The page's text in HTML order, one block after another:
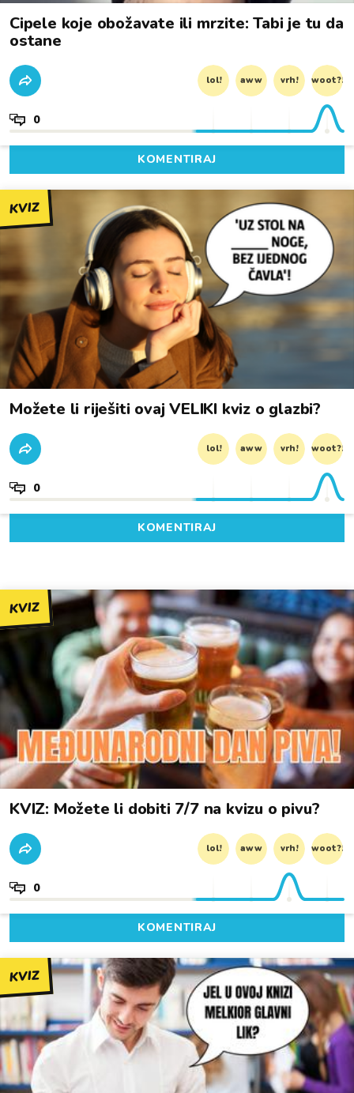
Cipele koje obožavate ili mrzite: Tabi je tu da
ostane
lol! aww vrh! woot?!
0
KOMENTIRAJ
KVIZ
Možete li riješiti ovaj VELIKI kviz o glazbi?
lol! aww vrh! woot?!
0
KOMENTIRAJ
KVIZ
KVIZ: Možete li dobiti 7/7 na kvizu o pivu?
lol! aww vrh! woot?!
0
KOMENTIRAJ
KVIZ